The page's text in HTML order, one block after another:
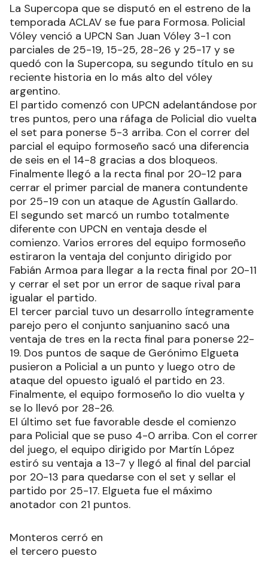
La Supercopa que se disputó en el estreno de la
temporada ACLAV se fue para Formosa. Policial
Vóley venció a UPCN San Juan Vóley 3-1 con
parciales de 25-19, 15-25, 28-26 y 25-17 y se
quedó con la Supercopa, su segundo título en su
reciente historia en lo más alto del vóley
argentino.
El partido comenzó con UPCN adelantándose por
tres puntos, pero una ráfaga de Policial dio vuelta
el set para ponerse 5-3 arriba. Con el correr del
parcial el equipo formoseño sacó una diferencia
de seis en el 14-8 gracias a dos bloqueos.
Finalmente llegó a la recta final por 20-12 para
cerrar el primer parcial de manera contundente
por 25-19 con un ataque de Agustín Gallardo.
El segundo set marcó un rumbo totalmente
diferente con UPCN en ventaja desde el
comienzo. Varios errores del equipo formoseño
estiraron la ventaja del conjunto dirigido por
Fabián Armoa para llegar a la recta final por 20-11
y cerrar el set por un error de saque rival para
igualar el partido.
El tercer parcial tuvo un desarrollo íntegramente
parejo pero el conjunto sanjuanino sacó una
ventaja de tres en la recta final para ponerse 22-
19. Dos puntos de saque de Gerónimo Elgueta
pusieron a Policial a un punto y luego otro de
ataque del opuesto igualó el partido en 23.
Finalmente, el equipo formoseño lo dio vuelta y
se lo llevó por 28-26.
El último set fue favorable desde el comienzo
para Policial que se puso 4-0 arriba. Con el correr
del juego, el equipo dirigido por Martín López
estiró su ventaja a 13-7 y llegó al final del parcial
por 20-13 para quedarse con el set y sellar el
partido por 25-17. Elgueta fue el máximo
anotador con 21 puntos.
Monteros cerró en
el tercero puesto